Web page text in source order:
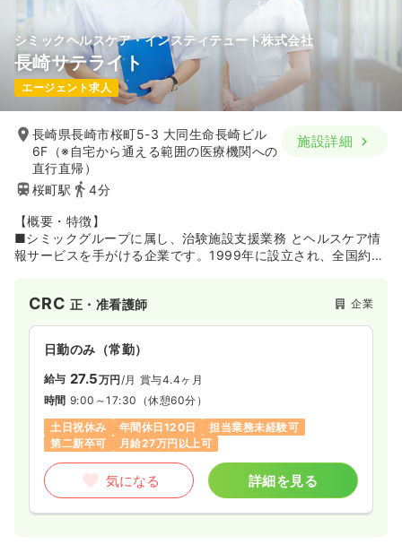
シミックヘルスケア・インスティテュート株式会社
長崎サテライト
エージェント求人
長崎県長崎市桜町5-3 大同生命長崎ビル
6F（※自宅から通える範囲の医療機関への
直行直帰）
桜町駅
4分
施設詳細
【概要・特徴】
■シミックグループに属し、治験施設支援業務 とヘルスケア情
報サービスを手がける企業です。1999年に設立され、全国約
ルスケア情報サービスを提供する「シミックヘルスケア
（株）」を2020年1月に吸収合併。シミックグループのヘルス
ケア事業を担う企業として新たなスタートを切っています。
【SMO事業】
■旧：サイトサポート・インスティテュート社の略称「SSI」と
ロゴを引き継ぎ、「SSIカンパニー」としてサービスを提供して
います。CRCやSMAが、治験実施から治験に関する事務的業
務、IRB（治験審査委員会）事務局業務などを総合的にサポー
ト。がん、中枢神経、生活習慣病、再生医療など幅広い領域に
対応しており、年間の実施試験数は900以上となっています
（2019年度）。
CRC 正・准看護師 企業
日勤のみ（常勤）
給与 27.5万円/月 賞与4.4ヶ月
時間 9:00～17:30 （休憩60分）
土日祝休み
年間休日120日
担当業務未経験可
第二新卒可
月給27万円以上可
気になる 詳細を見る